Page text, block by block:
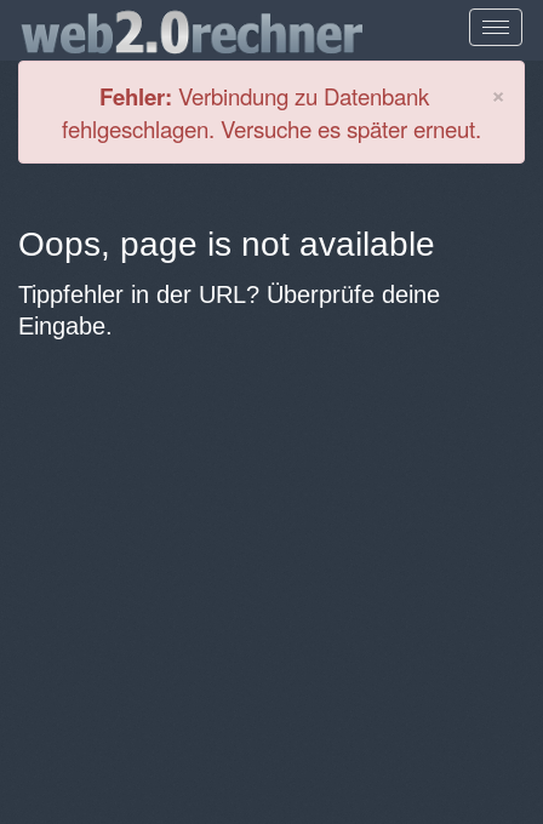
×
Fehler: Verbindung zu Datenbank
fehlgeschlagen. Versuche es später erneut.
Oops, page is not available
Tippfehler in der URL? Überprüfe deine
Eingabe.